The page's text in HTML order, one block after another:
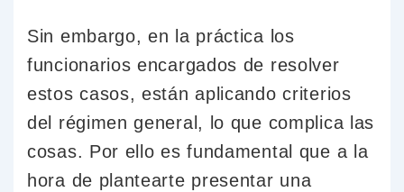
Sin embargo, en la práctica los
funcionarios encargados de resolver
estos casos, están aplicando criterios
del régimen general, lo que complica las
cosas. Por ello es fundamental que a la
hora de plantearte presentar una